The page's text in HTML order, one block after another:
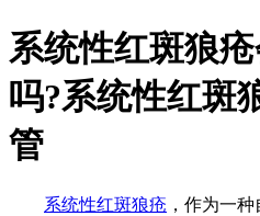
系统性红斑狼
吗?系统性红斑
管
系统性红斑狼疮 ，作为一